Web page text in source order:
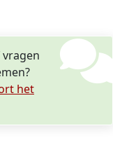
het